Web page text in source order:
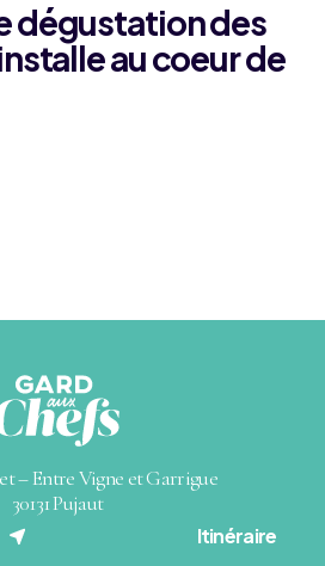
dégustation des
au coeur de
– Entre Vigne et Garrigue
30131 Pujaut
Itinéraire